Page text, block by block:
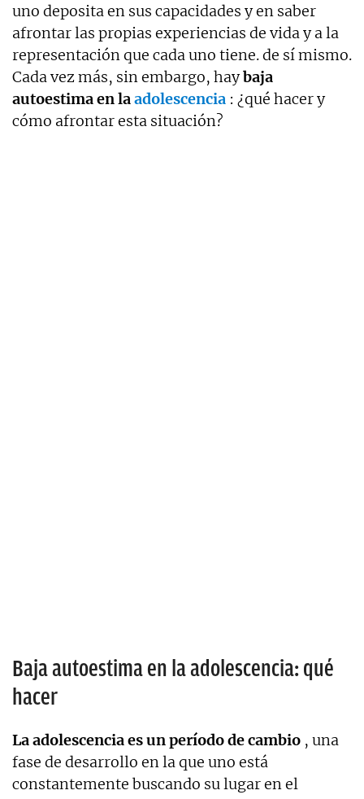
uno deposita en sus capacidades y en saber
afrontar las propias experiencias de vida y a la
representación que cada uno tiene. de sí mismo.
Cada vez más, sin embargo, haybaja
autoestima en laadolescencia : ¿qué hacer y
cómo afrontar esta situación?
Baja autoestima en la adolescencia: qué
hacer
La adolescencia es un período de cambio , una
fase de desarrollo en la que uno está
constantemente buscando su lugar en el